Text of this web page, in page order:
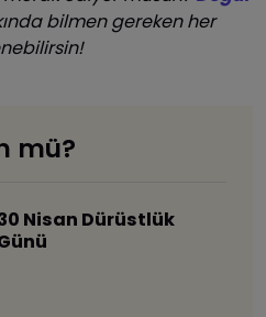
bilmen gereken her
mü?
Nisan Dürüstlük